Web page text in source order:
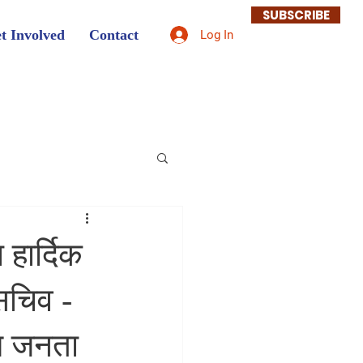
Involved Contact Log In
SUBSCRIBE
-
जनता